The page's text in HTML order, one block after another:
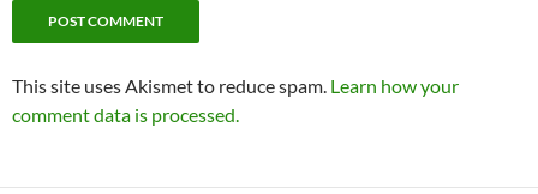
This site uses Akismet to reduce spam. Learn how your
comment data is processed.